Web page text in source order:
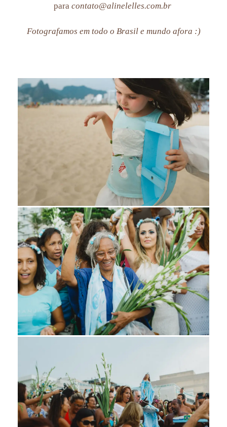
para contato@alinelelles.com.br
Fotografamos em todo o Brasil e mundo afora :)